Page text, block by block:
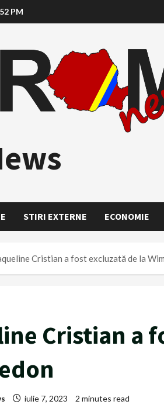
PM
STIRI EXTERNE ECONOMIE
Cristian a fost excluzată de la
Cristian a
iulie 7, 2023 2 minutes read